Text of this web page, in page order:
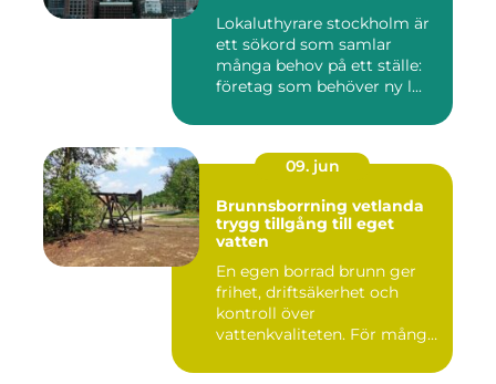
Lokaluthyrare stockholm är
ett sökord som samlar
många behov på ett ställe:
företag som behöver ny l...
09. jun
Brunnsborrning vetlanda
trygg tillgång till eget
vatten
En egen borrad brunn ger
frihet, driftsäkerhet och
kontroll över
vattenkvaliteten. För många